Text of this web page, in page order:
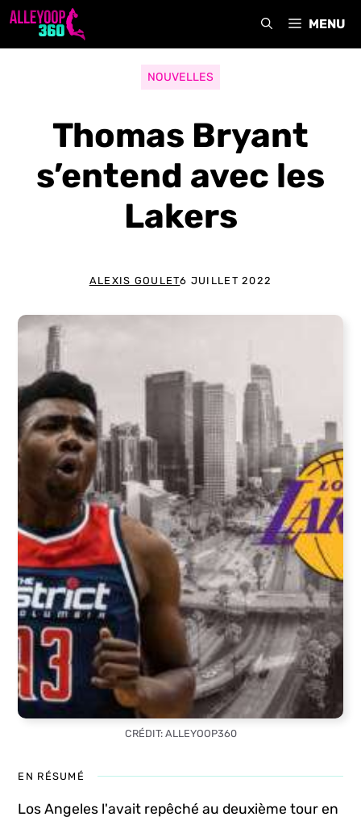
Aller
MENU
NOUVELLES
Thomas Bryant
s’entend avec les
Lakers
ALEXIS GOULET6 JUILLET 2022
CRÉDIT: ALLEYOOP360
EN RÉSUMÉ
Los Angeles l'avait repêché au deuxième tour en